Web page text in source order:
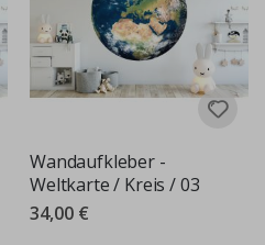
Wandaufkleber -
Weltkarte / Kreis / 03
34,00 €